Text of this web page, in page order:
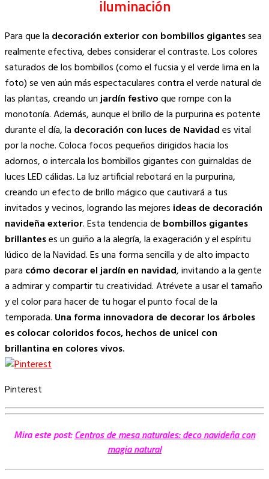
iluminación
Para que la decoración exterior con bombillos gigantessea
realmente efectiva, debes considerar el contraste. Los colores
saturados de los bombillos (como el fucsia y el verde lima en la
foto) se ven aún más espectaculares contra el verde natural de
las plantas, creando unjardín festivoque rompe con la
monotonía. Además, aunque el brillo de la purpurina es potente
durante el día, la decoración con luces de Navidades vital
por la noche. Coloca focos pequeños dirigidos hacia los
adornos, o intercala los bombillos gigantes con guirnaldas de
luces LED cálidas. La luz artificial rebotará en la purpurina,
creando un efecto de brillo mágico que cautivará a tus
invitados y vecinos, logrando las mejores ideas de decoración
navideña exterior. Esta tendencia de bombillos gigantes
brillanteses un guiño a la alegría, la exageración y el espíritu
lúdico de la Navidad. Es una forma sencilla y de alto impacto
para cómo decorar el jardín en navidad, invitando a la gente
a admirar y compartir tu creatividad. Atrévete a usar el tamaño
y el color para hacer de tu hogar el punto focal de la
temporada. Una forma innovadora de decorar los árboles
es colocar coloridos focos, hechos de unicel con
brillantina en colores vivos.
Pinterest
Mira este post:Centros de mesa naturales: deco navideña con
magia natural